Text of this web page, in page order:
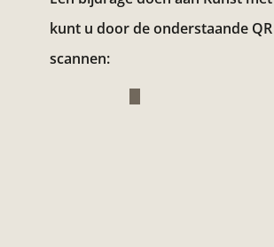
kunt u door de onderstaande
scannen: